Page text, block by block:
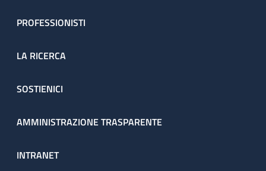
PROFESSIONISTI
LA RICERCA
SOSTIENICI
AMMINISTRAZIONE TRASPARENTE
INTRANET